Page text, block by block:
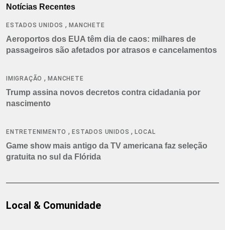
Notícias Recentes
ESTADOS UNIDOS ,MANCHETE
Aeroportos dos EUA têm dia de caos: milhares de
passageiros são afetados por atrasos e cancelamentos
IMIGRAÇÃO ,MANCHETE
Trump assina novos decretos contra cidadania por
nascimento
ENTRETENIMENTO ,ESTADOS UNIDOS ,LOCAL
Game show mais antigo da TV americana faz seleção
gratuita no sul da Flórida
Local & Comunidade